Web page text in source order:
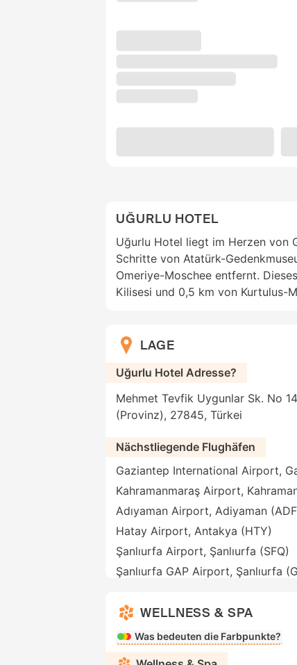
UĞURLU HOTEL
Uğurlu Hotel liegt im Herzen von
Schritte von Atatürk-
Omeriye-Moschee entfernt.
Kilisesi und 0,5 km von Kurtulus-
LAGE
Uğurlu Hotel Adresse?
Mehmet Tevfik Uygunlar Sk. No
(Provinz), 27845, Türkei
Nächstliegende Flughäfen
Gaziantep International Airport,
Kahramanmaraş Airport,
Adıyaman Airport, Adiyaman
Hatay Airport, Antakya (HTY)
Şanlıurfa Airport, Şanlıurfa (SFQ)
Şanlıurfa GAP Airport, Şanlıurfa
WELLNESS & SPA
Was bedeuten die Farbpunkte?